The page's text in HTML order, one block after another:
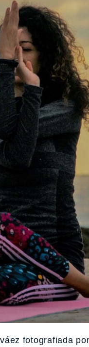
fotografiada